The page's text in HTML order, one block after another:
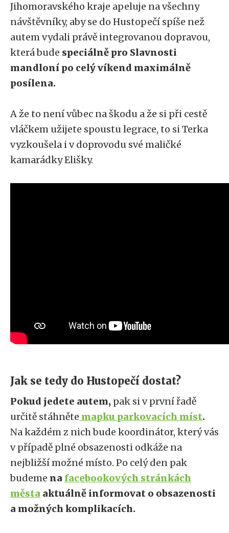
Jihomoravského kraje apeluje na všechny
návštěvníky, aby se do Hustopečí spíše než
autem vydali právě integrovanou dopravou,
která bude speciálně pro Slavnosti
mandloní po celý víkend maximálně
posílena.
A že to není vůbec na škodu a že si při cestě
vláčkem užijete spoustu legrace, to si Terka
vyzkoušela i v doprovodu své maličké
kamarádky Elišky.
Jak se tedy do Hustopečí dostat?
Pokud jedete autem, pak si v první řadě
určitě stáhněte mapku parkovacích míst.
Na každém z nich bude koordinátor, který vás
v případě plné obsazenosti odkáže na
nejbližší možné místo. Po celý den pak
budeme na facebookových stránkách
města aktuálně informovat o obsazenosti
a možných komplikacích.